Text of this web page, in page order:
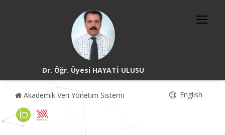
Dr. Öğr. Üyesi HAYATİ ULUSU
Akademik Veri Yönetim Sistemi English